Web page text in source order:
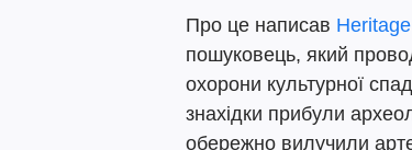
Про це написав
пошуковець, який
охорони культурної
знахідки прибули
обережно вилучили